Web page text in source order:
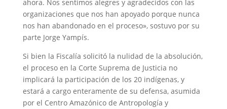
ahora. Nos sentimos alegres y agradecidos con las
organizaciones que nos han apoyado porque nunca
nos han abandonado en el proceso», sostuvo por su
parte Jorge Yampís.
Si bien la Fiscalía solicitó la nulidad de la absolución,
el proceso en la Corte Suprema de Justicia no
implicará la participación de los 20 indígenas, y
estará a cargo enteramente de su defensa, asumida
por el Centro Amazónico de Antropología y